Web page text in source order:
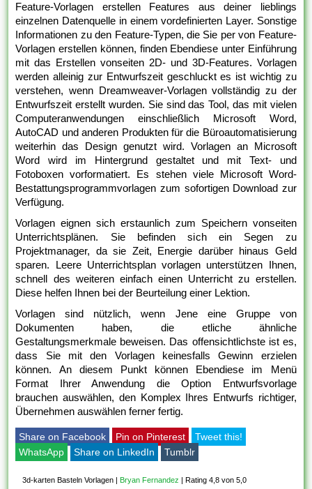
Feature-Vorlagen erstellen Features aus deiner lieblings
einzelnen Datenquelle in einem vordefinierten Layer. Sonstige
Informationen zu den Feature-Typen, die Sie per von Feature-
Vorlagen erstellen können, finden Ebendiese unter Einführung
mit das Erstellen vonseiten 2D- und 3D-Features. Vorlagen
werden alleinig zur Entwurfszeit geschluckt es ist wichtig zu
verstehen, wenn Dreamweaver-Vorlagen vollständig zu der
Entwurfszeit erstellt wurden. Sie sind das Tool, das mit vielen
Computeranwendungen einschließlich Microsoft Word,
AutoCAD und anderen Produkten für die Büroautomatisierung
weiterhin das Design genutzt wird. Vorlagen an Microsoft
Word wird im Hintergrund gestaltet und mit Text- und
Fotoboxen vorformatiert. Es stehen viele Microsoft Word-
Bestattungsprogrammvorlagen zum sofortigen Download zur
Verfügung.
Vorlagen eignen sich erstaunlich zum Speichern vonseiten
Unterrichtsplänen. Sie befinden sich ein Segen zu
Projektmanager, da sie Zeit, Energie darüber hinaus Geld
sparen. Leere Unterrichtsplan vorlagen unterstützen Ihnen,
schnell des weiteren einfach einen Unterricht zu erstellen.
Diese helfen Ihnen bei der Beurteilung einer Lektion.
Vorlagen sind nützlich, wenn Jene eine Gruppe von
Dokumenten haben, die etliche ähnliche
Gestaltungsmerkmale beweisen. Das offensichtlichste ist es,
dass Sie mit den Vorlagen keinesfalls Gewinn erzielen
können. An diesem Punkt können Ebendiese im Menü
Format Ihrer Anwendung die Option Entwurfsvorlage
brauchen auswählen, den Komplex Ihres Entwurfs richtiger,
Übernehmen auswählen ferner fertig.
Share on Facebook Pin on Pinterest
Tweet this!
WhatsApp
Share on LinkedIn Tumblr
3d-karten Basteln Vorlagen | Bryan Fernandez |Rating 4,8 von 5,0